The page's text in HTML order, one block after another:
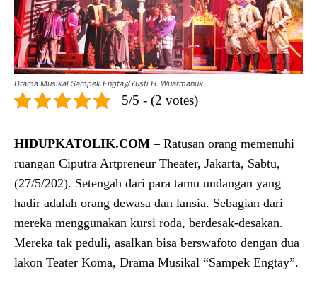
Drama Musikal Sampek Engtay/Yusti H. Wuarmanuk
5/5 - (2 votes)
HIDUPKATOLIK.COM – Ratusan orang memenuhi
ruangan Ciputra Artpreneur Theater, Jakarta, Sabtu,
(27/5/202). Setengah dari para tamu undangan yang
hadir adalah orang dewasa dan lansia. Sebagian dari
mereka menggunakan kursi roda, berdesak-desakan.
Mereka tak peduli, asalkan bisa berswafoto dengan dua
lakon Teater Koma, Drama Musikal “Sampek Engtay”.